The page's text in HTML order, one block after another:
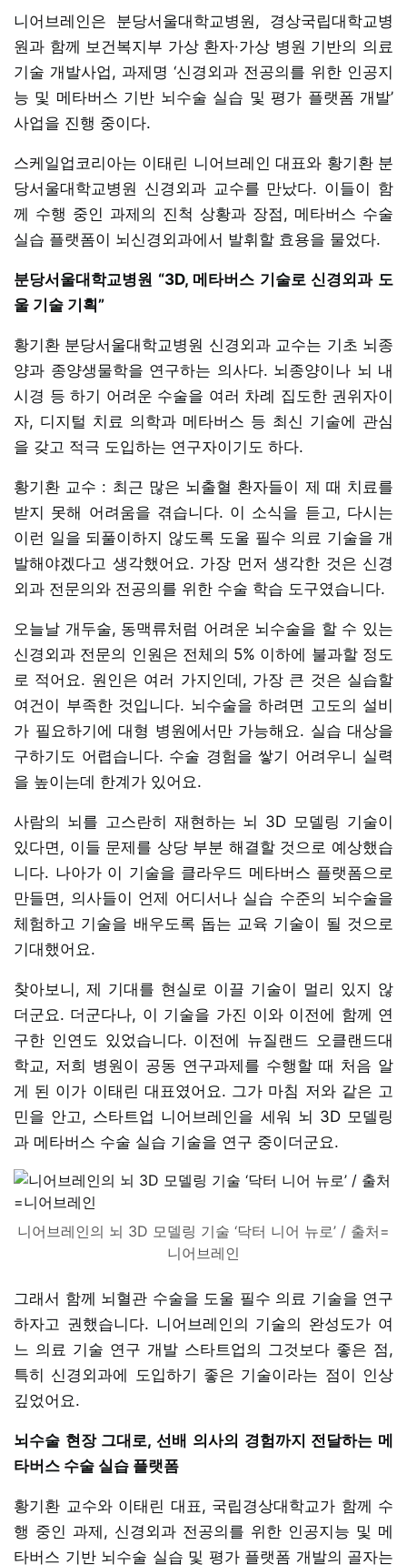
니어브레인은 분당서울대학교병원, 경상국립대학교병
원과 함께 보건복지부 가상 환자·가상 병원 기반의 의료
기술 개발사업, 과제명 ‘신경외과 전공의를 위한 인공지
능 및 메타버스 기반 뇌수술 실습 및 평가 플랫폼 개발’
사업을 진행 중이다.
스케일업코리아는 이태린 니어브레인 대표와 황기환 분
당서울대학교병원 신경외과 교수를 만났다. 이들이 함
께 수행 중인 과제의 진척 상황과 장점, 메타버스 수술
실습 플랫폼이 뇌신경외과에서 발휘할 효용을 물었다.
분당서울대학교병원 “3D, 메타버스 기술로 신경외과 도
울 기술 기획”
황기환 분당서울대학교병원 신경외과 교수는 기초 뇌종
양과 종양생물학을 연구하는 의사다. 뇌종양이나 뇌 내
시경 등 하기 어려운 수술을 여러 차례 집도한 권위자이
자, 디지털 치료 의학과 메타버스 등 최신 기술에 관심
을 갖고 적극 도입하는 연구자이기도 하다.
황기환 교수 : 최근 많은 뇌출혈 환자들이 제 때 치료를
받지 못해 어려움을 겪습니다. 이 소식을 듣고, 다시는
이런 일을 되풀이하지 않도록 도울 필수 의료 기술을 개
발해야겠다고 생각했어요. 가장 먼저 생각한 것은 신경
외과 전문의와 전공의를 위한 수술 학습 도구였습니다.
오늘날 개두술, 동맥류처럼 어려운 뇌수술을 할 수 있는
신경외과 전문의 인원은 전체의 5% 이하에 불과할 정도
로 적어요. 원인은 여러 가지인데, 가장 큰 것은 실습할
여건이 부족한 것입니다. 뇌수술을 하려면 고도의 설비
가 필요하기에 대형 병원에서만 가능해요. 실습 대상을
구하기도 어렵습니다. 수술 경험을 쌓기 어려우니 실력
을 높이는데 한계가 있어요.
사람의 뇌를 고스란히 재현하는 뇌 3D 모델링 기술이
있다면, 이들 문제를 상당 부분 해결할 것으로 예상했습
니다. 나아가 이 기술을 클라우드 메타버스 플랫폼으로
만들면, 의사들이 언제 어디서나 실습 수준의 뇌수술을
체험하고 기술을 배우도록 돕는 교육 기술이 될 것으로
기대했어요.
찾아보니, 제 기대를 현실로 이끌 기술이 멀리 있지 않
더군요. 더군다나, 이 기술을 가진 이와 이전에 함께 연
구한 인연도 있었습니다. 이전에 뉴질랜드 오클랜드대
학교, 저희 병원이 공동 연구과제를 수행할 때 처음 알
게 된 이가 이태린 대표였어요. 그가 마침 저와 같은 고
민을 안고, 스타트업 니어브레인을 세워 뇌 3D 모델링
과 메타버스 수술 실습 기술을 연구 중이더군요.
니어브레인의 뇌 3D 모델링 기술 ‘닥터 니어 뉴로’ / 출처=
니어브레인
그래서 함께 뇌혈관 수술을 도울 필수 의료 기술을 연구
하자고 권했습니다. 니어브레인의 기술의 완성도가 여
느 의료 기술 연구 개발 스타트업의 그것보다 좋은 점,
특히 신경외과에 도입하기 좋은 기술이라는 점이 인상
깊었어요.
뇌수술 현장 그대로, 선배 의사의 경험까지 전달하는 메
타버스 수술 실습 플랫폼
황기환 교수와 이태린 대표, 국립경상대학교가 함께 수
행 중인 과제, 신경외과 전공의를 위한 인공지능 및 메
타버스 기반 뇌수술 실습 및 평가 플랫폼 개발의 골자는